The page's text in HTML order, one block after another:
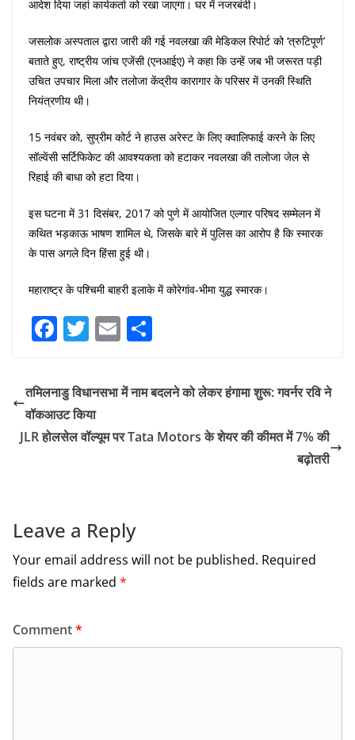
आदेश दिया जहां कार्यकर्ता को रखा जाएगा। घर में नजरबंदी।
जसलोक अस्पताल द्वारा जारी की गई नवलखा की मेडिकल रिपोर्ट को ‘त्रुटिपूर्ण’
बताते हुए, राष्ट्रीय जांच एजेंसी (एनआईए) ने कहा कि उन्हें जब भी जरूरत पड़ी
उचित उपचार मिला और तलोजा केंद्रीय कारागार के परिसर में उनकी स्थिति
नियंत्रणीय थी।
15 नवंबर को, सुप्रीम कोर्ट ने हाउस अरेस्ट के लिए क्वालिफाई करने के लिए
सॉल्वेंसी सर्टिफिकेट की आवश्यकता को हटाकर नवलखा की तलोजा जेल से
रिहाई की बाधा को हटा दिया।
इस घटना में 31 दिसंबर, 2017 को पुणे में आयोजित एल्गार परिषद सम्मेलन में
कथित भड़काऊ भाषण शामिल थे, जिसके बारे में पुलिस का आरोप है कि स्मारक
के पास अगले दिन हिंसा हुई थी।
महाराष्ट्र के पश्चिमी बाहरी इलाके में कोरेगांव-भीमा युद्ध स्मारक।
F
c
e
b
T
itt
er
E
ai
l
ar
e
तमिलनाडु विधानसभा में नाम बदलने को लेकर हंगामा शुरू: गवर्नर रवि ने
वॉकआउट किया
JLR होलसेल वॉल्यूम पर Tata Motors के शेयर की कीमत में 7% की
बढ़ोतरी
Leave a Reply
Your email address will not be published. Required
fields are marked *
Comment*